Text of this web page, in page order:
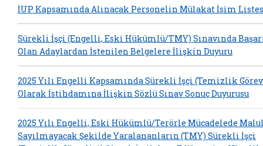
İUP Kapsamında Alınacak Personelin Mülakat İsim
Sürekli İşçi (Engelli, Eski Hükümlü/TMY) Sınavında
Olan Adaylardan İstenilen Belgelere İlişkin Duyuru
2025 Yılı Engelli Kapsamında Sürekli İşçi (Temizlik
Olarak İstihdamına İlişkin Sözlü Sınav Sonuç Duyurusu
2025 Yılı Engelli, Eski Hükümlü/Terörle Mücadelede
Sayılmayacak Şekilde Yaralananların (TMY) Sürekli İşçi